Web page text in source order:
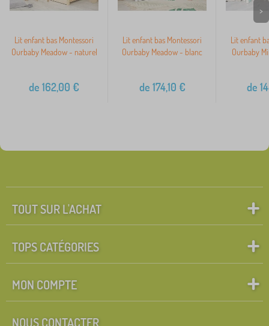
Lit enfant bas Montessori
Ourbaby Meadow - naturel
de 162,00 €
Lit enfant bas Montessori
Ourbaby Meadow - blanc
de 174,10 €
Lit enfant
Ourbaby
de
>
TOUT SUR L'ACHAT
TOPS CATÉGORIES
MON COMPTE
NOUS CONTACTER